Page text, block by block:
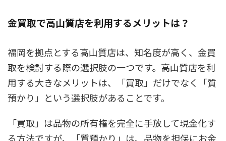
金買取で高山質店を利用するメリットは？
福岡を拠点とする高山質店は、知名度が高く、金買
取を検討する際の選択肢の一つです。高山質店を利
用する大きなメリットは、「買取」だけでなく「質
預かり」という選択肢があることです。
「買取」は品物の所有権を完全に手放して現金化す
る方法ですが、「質預かり」は、品物を担保にお金